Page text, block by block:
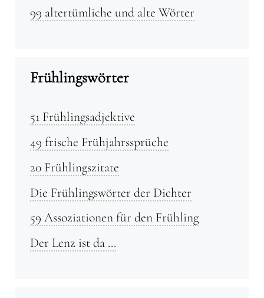
99 altertümliche und alte Wörter
Frühlingswörter
51 Frühlingsadjektive
49 frische Frühjahrssprüche
20 Frühlingszitate
Die Frühlingswörter der Dichter
59 Assoziationen für den Frühling
Der Lenz ist da …